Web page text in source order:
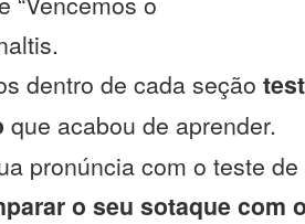
dentro de cada seção
que acabou de aprender.
pronúncia com o teste
o seu sotaque com